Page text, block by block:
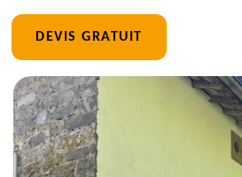
DEVIS GRATUIT